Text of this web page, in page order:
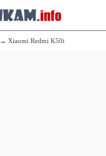
→ Xiaomi Redmi K50i